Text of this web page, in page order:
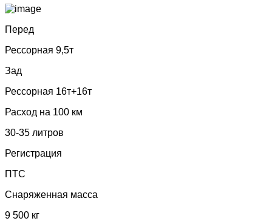
Перед
Рессорная 9,5т
Зад
Рессорная 16т+16т
Расход на 100 км
30-35 литров
Регистрация
ПТС
Снаряженная масса
9 500 кг